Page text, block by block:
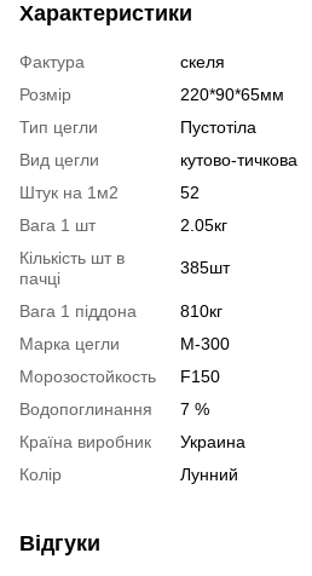
Характеристики
Фактура
скеля
Розмір
220*90*65мм
Тип цегли
Пустотіла
Вид цегли
кутово-тичкова
Штук на 1м2
52
Вага 1 шт
2.05кг
Кількість шт в
пачці
385шт
Вага 1 піддона
810кг
Марка цегли
М-300
Морозостойкость
F150
Водопоглинання
7 %
Країна виробник
Украина
Колір
Лунний
Відгуки